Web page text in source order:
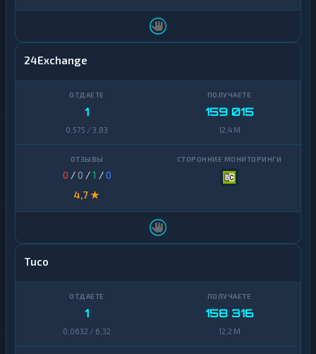
24Exchange
1
0,575 / 3,83
159 015
12,4 M
0 / 0 /1 /0
4,7 ★
Tuco
1
0,0632 / 6,32
158 316
12,2 M